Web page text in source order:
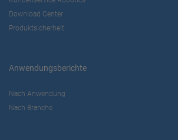
Download Center
Produktsicherheit
Anwendungsberichte
Nach Anwendung
Nach Branche